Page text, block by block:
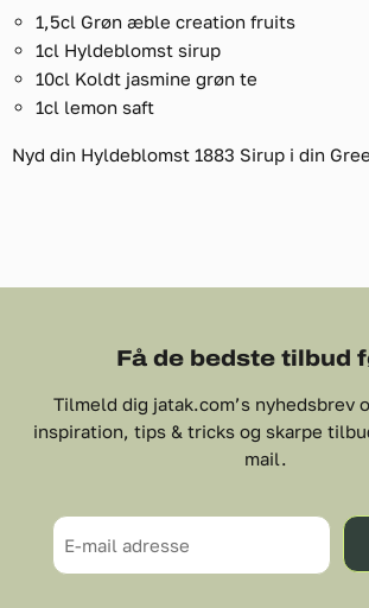
1,5cl Grøn æble creation fruits
1cl Hyldeblomst sirup
10cl Koldt jasmine grøn te
1cl lemon saft
Nyd din Hyldeblomst 1883 Sirup i din
Få de bedste tilbud
Tilmeld dig jatak.com’s nyhedsbrev
inspiration, tips & tricks og skarpe
mail.
E-mail adresse